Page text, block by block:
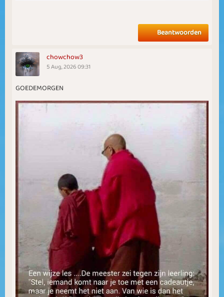
Beantwoorden
chowchow3
5 Aug, 2026 09:31
GOEDEMORGEN